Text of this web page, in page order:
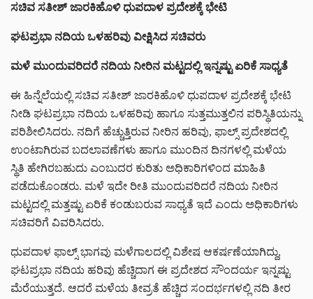
ಸಚಿವ ಸತೀಶ್ ಜಾರಕಿಹೊಳಿಧುಪದಾಳ ಪ್ರದೇಶಕ್ಕೆ ಭೇಟಿ
ಘಟಪ್ರಭಾ ನದಿಯ ಒಳಹರಿವು ವೀಕ್ಷಿಸಿದ ಸಚಿವರು
ಮಳೆ ಮುಂದುವರಿದರೆ ನದಿಯ ನೀರಿನ ಮಟ್ಟದಲ್ಲಿ ಇನ್ನಷ್ಟು ಏರಿಕೆ ಸಾಧ್ಯತೆ
ಈ ಹಿನ್ನೆಲೆಯಲ್ಲಿ ಸಚಿವ ಸತೀಶ್ ಜಾರಕಿಹೊಳಿ ಧುಪದಾಳ ಪ್ರದೇಶಕ್ಕೆ ಭೇಟಿ
ನೀಡಿ ಘಟಪ್ರಭಾ ನದಿಯ ಒಳಹರಿವು ಹಾಗೂ ಸುತ್ತಮುತ್ತಲಿನ ಪರಿಸ್ಥಿತಿಯನ್ನು
ಪರಿಶೀಲಿಸಿದರು. ನದಿಗೆ ಹೆಚ್ಚುತ್ತಿರುವ ನೀರಿನ ಹರಿವು, ಫಾಲ್ಸ್ ಪ್ರದೇಶದಲ್ಲಿ
ಉಂಟಾಗಿರುವ ಬದಲಾವಣೆಗಳು ಹಾಗೂ ಮುಂದಿನ ದಿನಗಳಲ್ಲಿ ಮಳೆಯ
ಸ್ಥಿತಿ ಹೇಗಿರಬಹುದು ಎಂಬುದರ ಕುರಿತು ಅಧಿಕಾರಿಗಳಿಂದ ಮಾಹಿತಿ
ಪಡೆದುಕೊಂಡರು. ಮಳೆ ಇದೇ ರೀತಿ ಮುಂದುವರಿದರೆ ನದಿಯ ನೀರಿನ
ಮಟ್ಟದಲ್ಲಿ ಮತ್ತಷ್ಟು ಏರಿಕೆ ಕಂಡುಬರುವ ಸಾಧ್ಯತೆ ಇದೆ ಎಂದು ಅಧಿಕಾರಿಗಳು
ಸಚಿವರಿಗೆ ವಿವರಿಸಿದರು.
ಧುಪದಾಳ ಫಾಲ್ಸ್‌ ಭಾಗವು ಮಳೆಗಾಲದಲ್ಲಿ ವಿಶೇಷ ಆಕರ್ಷಣೆಯಾಗಿದ್ದು,
ಘಟಪ್ರಭಾ ನದಿಯ ಹರಿವು ಹೆಚ್ಚಿದಾಗ ಈ ಪ್ರದೇಶದ ಸೌಂದರ್ಯ ಇನ್ನಷ್ಟು
ಮೆರೆಯುತ್ತದೆ. ಆದರೆ ಮಳೆಯ ತೀವ್ರತೆ ಹೆಚ್ಚಿದ ಸಂದರ್ಭಗಳಲ್ಲಿ ನದಿ ತೀರ